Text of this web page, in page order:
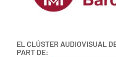
EL CLÚSTER AUDIOVISUAL
PART DE: